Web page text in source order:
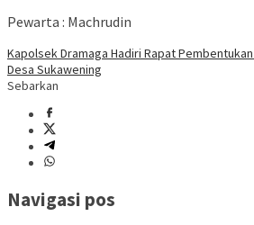
Pewarta : Machrudin
Kapolsek Dramaga Hadiri Rapat
Desa Sukawening
Sebarkan
Navigasi pos